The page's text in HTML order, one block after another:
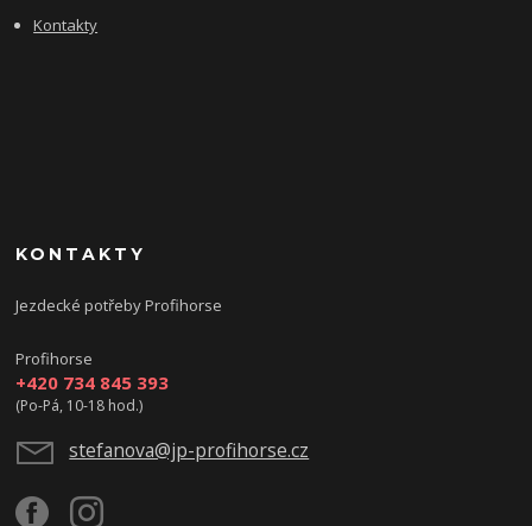
Kontakty
KONTAKTY
Jezdecké potřeby Profihorse
Profihorse
+420 734 845 393
(Po-Pá, 10-18 hod.)
stefanova@jp-profihorse.cz